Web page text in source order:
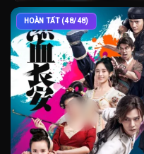
HOÀN TẤT (48/48)